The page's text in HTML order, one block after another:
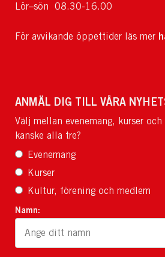
Lör–sön 08.30-16.00
För avvikande öppettider läs mer
ANMÄL DIG TILL VÅRA
Välj mellan evenemang, kurser
kanske alla tre?
Evenemang
Kurser
Kultur, förening och medlem
Namn: